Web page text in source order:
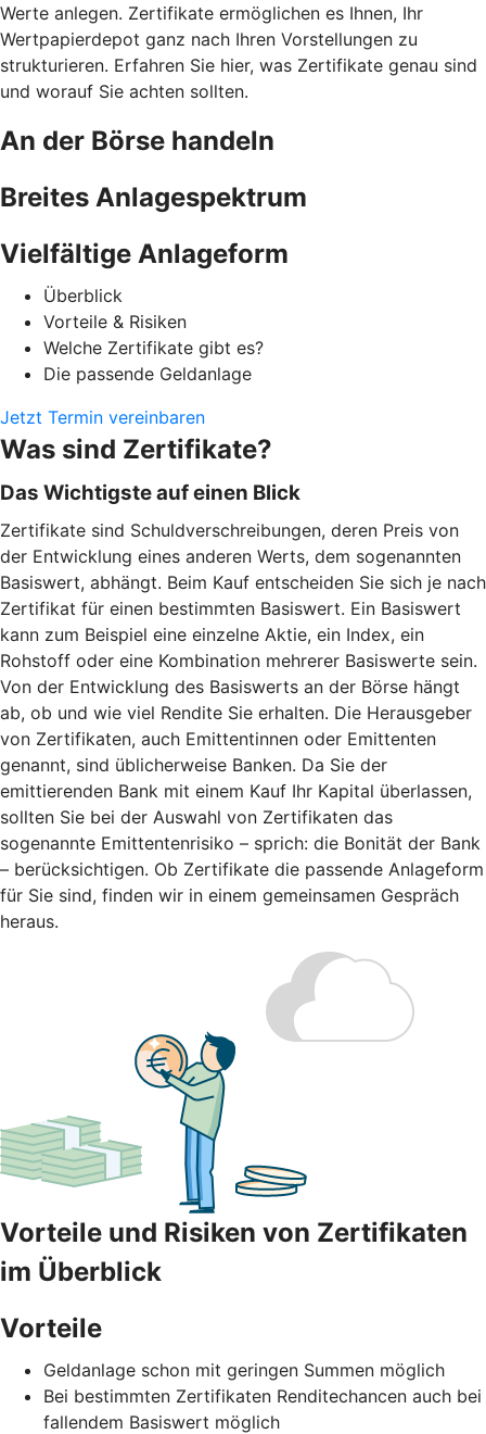
Werte anlegen. Zertifikate ermöglichen es Ihnen, Ihr
Wertpapierdepot ganz nach Ihren Vorstellungen zu
strukturieren. Erfahren Sie hier, was Zertifikate genau sind
und worauf Sie achten sollten.
An der Börse handeln
Breites Anlagespektrum
Vielfältige Anlageform
Überblick
Vorteile & Risiken
Welche Zertifikate gibt es?
Die passende Geldanlage
Jetzt Termin vereinbaren
Was sind Zertifikate?
Das Wichtigste auf einen Blick
Zertifikate sind Schuldverschreibungen, deren Preis von
der Entwicklung eines anderen Werts, dem sogenannten
Basiswert, abhängt. Beim Kauf entscheiden Sie sich je nach
Zertifikat für einen bestimmten Basiswert. Ein Basiswert
kann zum Beispiel eine einzelne Aktie, ein Index, ein
Rohstoff oder eine Kombination mehrerer Basiswerte sein.
Von der Entwicklung des Basiswerts an der Börse hängt
ab, ob und wie viel Rendite Sie erhalten. Die Herausgeber
von Zertifikaten, auch Emittentinnen oder Emittenten
genannt, sind üblicherweise Banken. Da Sie der
emittierenden Bank mit einem Kauf Ihr Kapital überlassen,
sollten Sie bei der Auswahl von Zertifikaten das
sogenannte Emittentenrisiko – sprich: die Bonität der Bank
– berücksichtigen. Ob Zertifikate die passende Anlageform
für Sie sind, finden wir in einem gemeinsamen Gespräch
heraus.
Vorteile und Risiken von Zertifikaten
im Überblick
Vorteile
Geldanlage schon mit geringen Summen möglich
Bei bestimmten Zertifikaten Renditechancen auch bei
fallendem Basiswert möglich